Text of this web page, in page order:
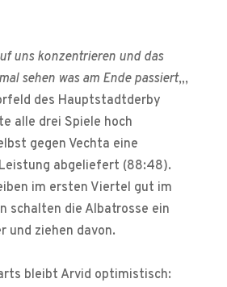
uns konzentrieren und das
sehen was am Ende passiert„,
des Hauptstadtderby
alle drei Spiele hoch
gegen Vechta eine
abgeliefert (88:48).
im ersten Viertel gut im
schalten die Albatrosse ein
und ziehen davon.
bleibt Arvid optimistisch: